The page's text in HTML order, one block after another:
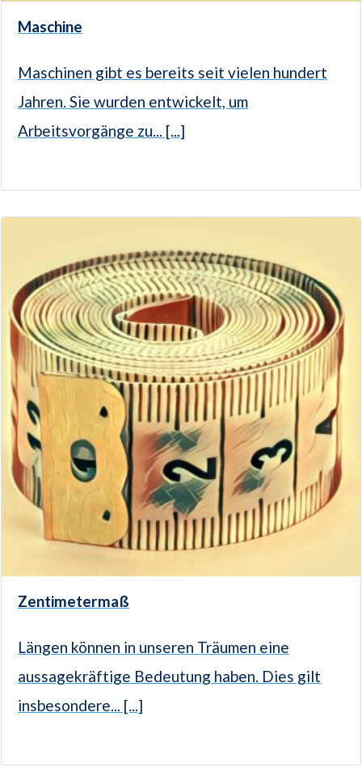
Maschine
Maschinen gibt es bereits seit vielen hundert
Jahren. Sie wurden entwickelt, um
Arbeitsvorgänge zu... [...]
Zentimetermaß
Längen können in unseren Träumen eine
aussagekräftige Bedeutung haben. Dies gilt
insbesondere... [...]